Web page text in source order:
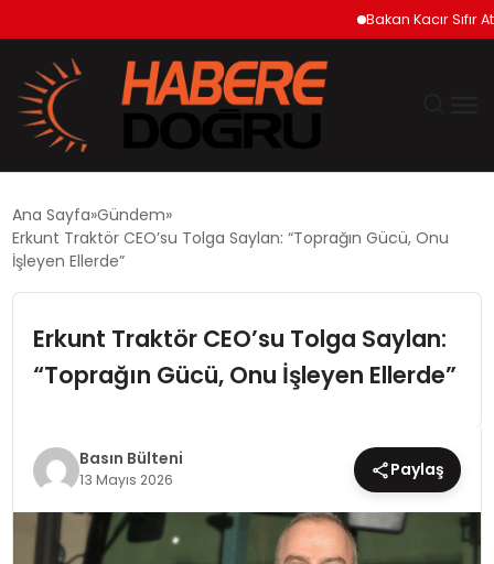
Bakan Kacır Sıfır
EKONOMİ
DÜNYA
SPOR
EĞİTİM
Ana Sayfa Gündem
Erkunt Traktör CEO’su Tolga Saylan: “Toprağın Gücü, Onu
İşleyen Ellerde”
Erkunt Traktör CEO’su Tolga Saylan:
“Toprağın Gücü, Onu İşleyen Ellerde”
Basın Bülteni
13 Mayıs 2026 Paylaş